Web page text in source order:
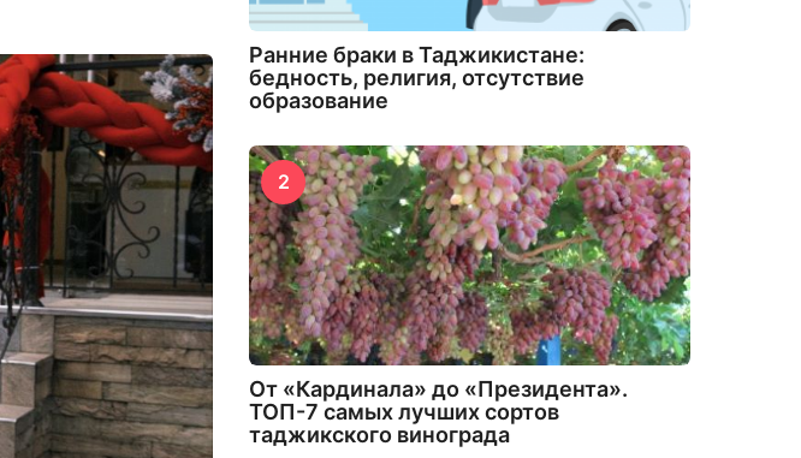
Ранние браки в Таджикистане:
бедность, религия, отсутствие
образование
2
От «Кардинала» до «Президента».
ТОП-7 самых лучших сортов
таджикского винограда